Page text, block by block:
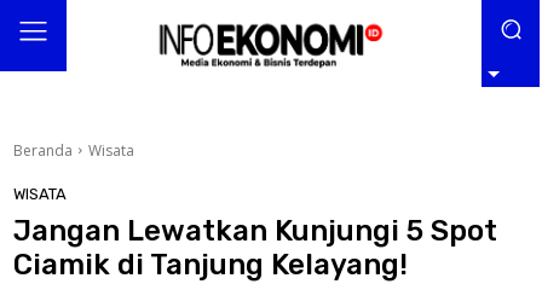
Beranda Wisata
WISATA
Jangan Lewatkan Kunjungi 5 Spot
Ciamik di Tanjung Kelayang!